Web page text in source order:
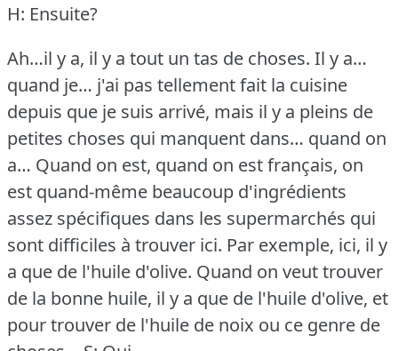
H: Ensuite?
Ah…il y a, il y a tout un tas de choses. Il y a…
quand je… j'ai pas tellement fait la cuisine
depuis que je suis arrivé, mais il y a pleins de
petites choses qui manquent dans… quand on
a… Quand on est, quand on est français, on
est quand-même beaucoup d'ingrédients
assez spécifiques dans les supermarchés qui
sont difficiles à trouver ici. Par exemple, ici, il y
a que de l'huile d'olive. Quand on veut trouver
de la bonne huile, il y a que de l'huile d'olive, et
pour trouver de l'huile de noix ou ce genre de